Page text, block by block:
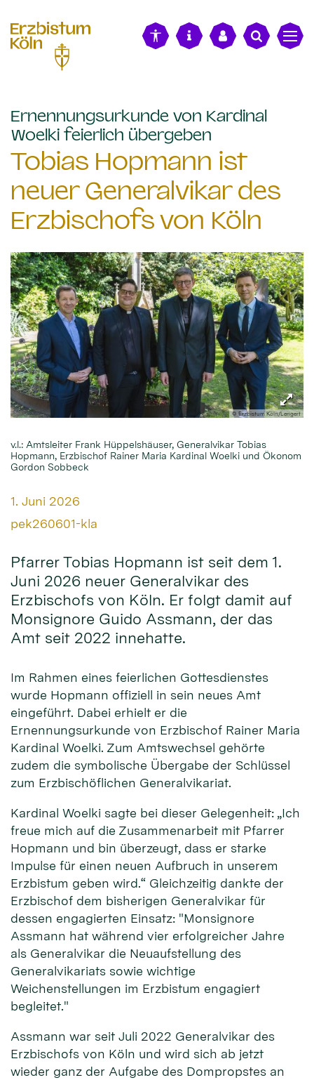
Ernennungsurkunde von Kardinal
Woelki feierlich übergeben
Tobias Hopmann ist
neuer Generalvikar des
Erzbischofs von Köln
© Erzbistum Köln/Lengert
v.l.: Amtsleiter Frank Hüppelshäuser, Generalvikar Tobias
Hopmann, Erzbischof Rainer Maria Kardinal Woelki und Ökonom
Gordon Sobbeck
Datum:
1. Juni 2026
Von:
pek260601-kla
Pfarrer Tobias Hopmann ist seit dem 1.
Juni 2026 neuer Generalvikar des
Erzbischofs von Köln. Er folgt damit auf
Monsignore Guido Assmann, der das
Amt seit 2022 innehatte.
Im Rahmen eines feierlichen Gottesdienstes
wurde Hopmann offiziell in sein neues Amt
eingeführt. Dabei erhielt er die
Ernennungsurkunde von Erzbischof Rainer Maria
Kardinal Woelki. Zum Amtswechsel gehörte
zudem die symbolische Übergabe der Schlüssel
zum Erzbischöflichen Generalvikariat.
Kardinal Woelki sagte bei dieser Gelegenheit: „Ich
freue mich auf die Zusammenarbeit mit Pfarrer
Hopmann und bin überzeugt, dass er starke
Impulse für einen neuen Aufbruch in unserem
Erzbistum geben wird.“ Gleichzeitig dankte der
Erzbischof dem bisherigen Generalvikar für
dessen engagierten Einsatz: "Monsignore
Assmann hat während vier erfolgreicher Jahre
als Generalvikar die Neuaufstellung des
Generalvikariats sowie wichtige
Weichenstellungen im Erzbistum engagiert
begleitet."
Assmann war seit Juli 2022 Generalvikar des
Erzbischofs von Köln und wird sich ab jetzt
wieder ganz der Aufgabe des Dompropstes an